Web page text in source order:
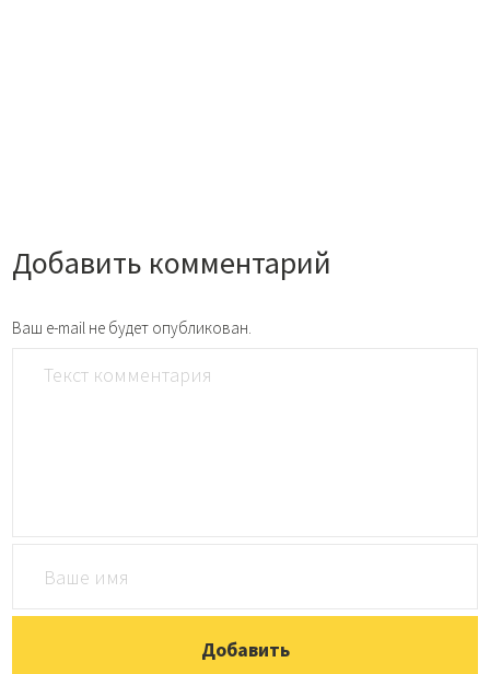
Добавить комментарий
Ваш e-mail не будет опубликован.